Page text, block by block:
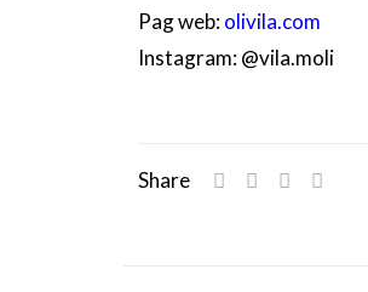
Pag web:olivila.com
Instagram: @vila.moli
Share